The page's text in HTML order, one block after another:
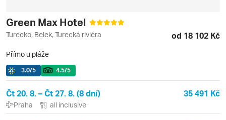
Green Max Hotel
Turecko, Belek, Turecká riviéra od 18 102 Kč
Přímo u pláže
3.0/5 4.5/5
Čt 20. 8. – Čt 27. 8. (8 dní) 35 491 Kč
Praha all inclusive